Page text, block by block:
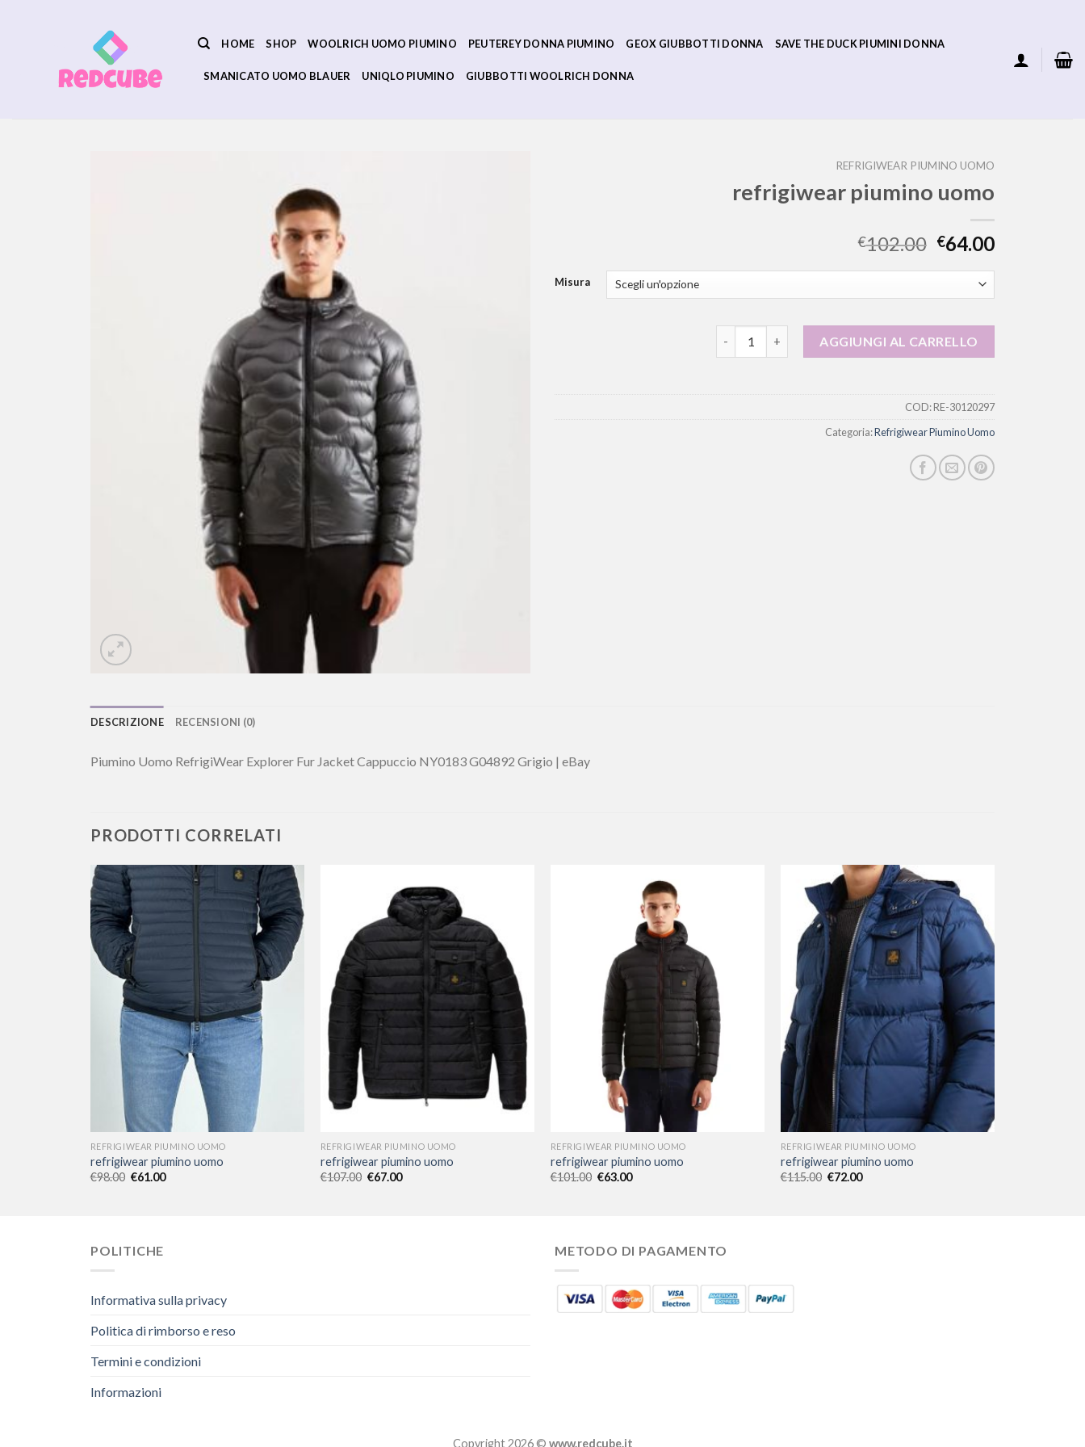
HOME SHOP WOOLRICH UOMO PIUMINO PEUTEREY DONNA PIUMINO GEOX GIUBBOTTI DONNA SAVE THE DUCK PIUMINI DONNA
SMANICATO UOMO BLAUER UNIQLO PIUMINO GIUBBOTTI WOOLRICH DONNA
REFRIGIWEAR PIUMINO UOMO
refrigiwear piumino uomo
€102.00 €64.00
Misura
AGGIUNGI AL CARRELLO
COD:RE-30120297
Categoria:Refrigiwear Piumino Uomo
DESCRIZIONE RECENSIONI (0)
Piumino Uomo RefrigiWear Explorer Fur Jacket Cappuccio NY0183 G04892 Grigio | eBay
PRODOTTI CORRELATI
REFRIGIWEAR PIUMINO UOMO
refrigiwear piumino uomo
€98.00 €61.00
REFRIGIWEAR PIUMINO UOMO
refrigiwear piumino uomo
€107.00 €67.00
REFRIGIWEAR PIUMINO UOMO
refrigiwear piumino uomo
€101.00 €63.00
REFRIGIWEAR PIUMINO UOMO
refrigiwear piumino uomo
€115.00 €72.00
POLITICHE
Informativa sulla privacy
Politica di rimborso e reso
Termini e condizioni
Informazioni
METODO DI PAGAMENTO
Copyright 2026 © www.redcube.it